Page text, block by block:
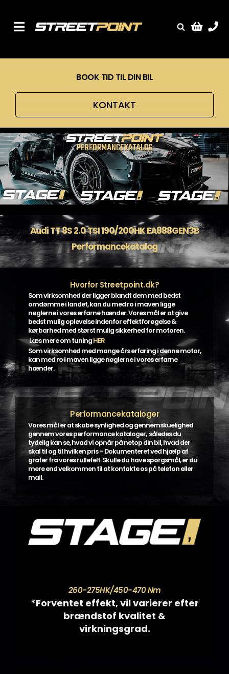
content
Toggle
Tuning
Ventilrens
Værksted
BOOK TID TIL DIN BIL
KONTAKT
Audi TT 8S 2.0 TSI 190/200HK EA888GEN3B
Performancekatalog
Hvorfor Streetpoint.dk?
Som virksomhed der ligger blandt dem med bedst
omdømme i landet, kan du med ro i maven ligge
nøglerne i vores erfarne hænder. Vores mål er at give
bedst mulig oplevelse indenfor effektforøgelse &
kørbarhed med størst mulig sikkerhed for motoren.
Læs mere om tuningHER
Som virksomhed med mange års erfaring i denne motor,
kan med ro i maven ligge nøglerne i vores erfarne
hænder.
Performancekataloger
Vores mål er at skabe synlighed og gennemskuelighed
gennem vores performance kataloger, således du
tydelig kan se, hvad vi opnår på netop din bil, hvad der
skal til og til hvilken pris – Dokumenteret ved hjælp af
grafer fra vores rullefelt. Skulle du have spørgsmål, er du
mere end velkommen til at kontakte os på telefon eller
mail.
260-275HK/450-470 Nm
*Forventet effekt, vil varierer efter
brændstof kvalitet &
virkningsgrad.